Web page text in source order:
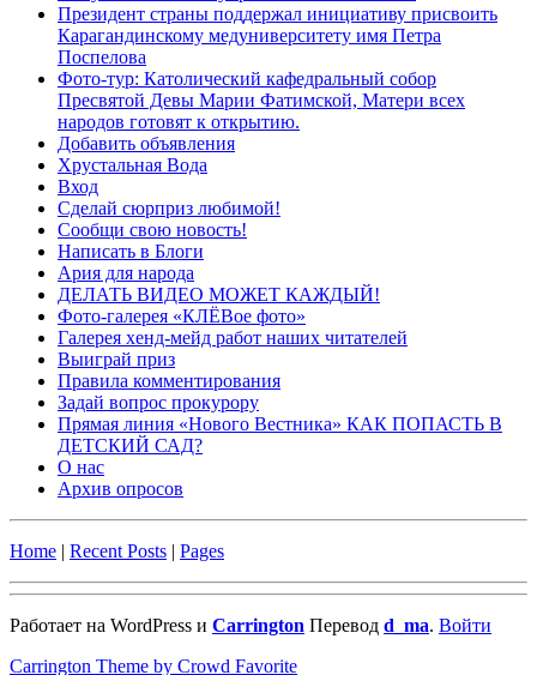
Президент страны поддержал инициативу присвоить
Карагандинскому медуниверситету имя Петра
Поспелова
Фото-тур: Католический кафедральный собор
Пресвятой Девы Марии Фатимской, Матери всех
народов готовят к открытию.
Добавить объявления
Хрустальная Вода
Вход
Сделай сюрприз любимой!
Сообщи свою новость!
Написать в Блоги
Ария для народа
ДЕЛАТЬ ВИДЕО МОЖЕТ КАЖДЫЙ!
Фото-галерея «КЛЁВое фото»
Галерея хенд-мейд работ наших читателей
Выиграй приз
Правила комментирования
Задай вопрос прокурору
Прямая линия «Нового Вестника» КАК ПОПАСТЬ В
ДЕТСКИЙ САД?
О нас
Архив опросов
Home | Recent Posts | Pages
Работает на WordPress и Carrington Перевод d_ma. Войти
Carrington Theme by Crowd Favorite